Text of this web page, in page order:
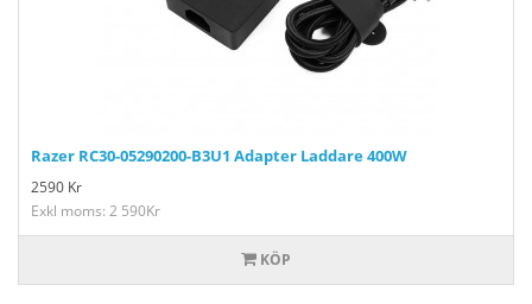
Razer RC30-05290200-B3U1 Adapter Laddare 400W
2590 Kr
Exkl moms: 2 590Kr
KÖP